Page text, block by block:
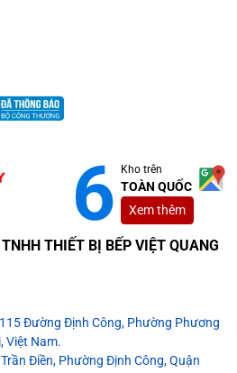
Kho trên
TOÀN QUỐC
Xem thêm
THIẾT BỊ BẾP VIỆT QUANG
Đường Định Công, Phường Phương
Việt Nam.
Điền, Phường Định Công, Quận